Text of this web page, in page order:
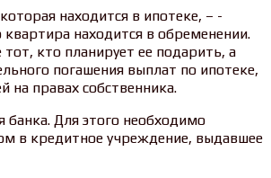
находится в ипотеке, –
находится в обременении.
кто планирует ее подарить, а
погашения выплат по ипотеке,
на правах собственника.
Для этого необходимо
в кредитное учреждение, выдавшее